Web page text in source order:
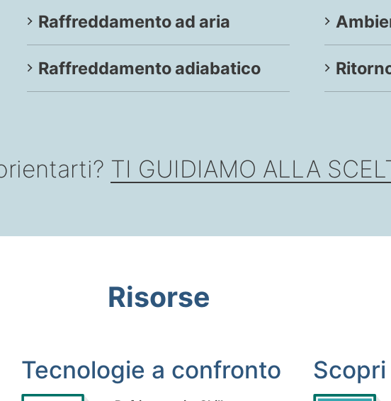
Raffreddamento ad aria
Raffreddamento adiabatico
TI GUIDIAMO ALLA
Risorse
Tecnologie a confronto